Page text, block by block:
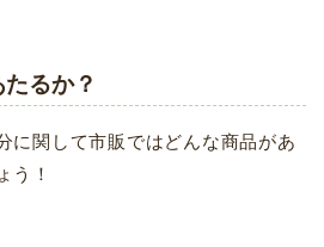
るか？
に関して市販ではどんな商品があ
う！